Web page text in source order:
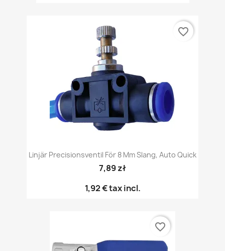
Linjär Precisionsventil För 8 Mm Slang, Auto Quick
7,89 zł
1,92 €tax incl.
favorite_border
favorite_border